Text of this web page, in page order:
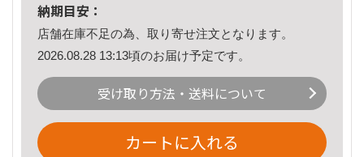
納期目安：
店舗在庫不足の為、取り寄せ注文となります。
2026.08.28 13:13頃のお届け予定です。
受け取り方法・送料について
カートに入れる